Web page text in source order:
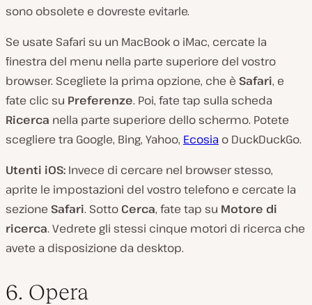
sono obsolete e dovreste evitarle.
Se usate Safari su un MacBook o iMac, cercate la
finestra del menu nella parte superiore del vostro
browser. Scegliete la prima opzione, che è Safari, e
fate clic su Preferenze. Poi, fate tap sulla scheda
Ricerca nella parte superiore dello schermo. Potete
scegliere tra Google, Bing, Yahoo, Ecosia o DuckDuckGo.
Utenti iOS: Invece di cercare nel browser stesso,
aprite le impostazioni del vostro telefono e cercate la
sezione Safari. Sotto Cerca, fate tap su Motore di
ricerca. Vedrete gli stessi cinque motori di ricerca che
avete a disposizione da desktop.
6. Opera